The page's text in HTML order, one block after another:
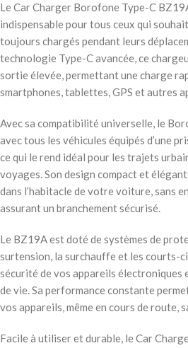
Le Car Charger Borofone Type-C
indispensable pour tous ceux qui
toujours chargés pendant leurs
technologie Type-C avancée, ce
sortie élevée, permettant une charge
smartphones, tablettes, GPS et autres
Avec sa compatibilité universelle, le
avec tous les véhicules équipés d’une
ce qui le rend idéal pour les trajets
voyages. Son design compact et
dans l’habitacle de votre voiture, sans
assurant un branchement sécurisé.
Le BZ19A est doté de systèmes de
surtension, la surchauffe et les courts-
sécurité de vos appareils
de vie. Sa performance constante
vos appareils, même en cours de route,
Facile à utiliser et durable, le Car